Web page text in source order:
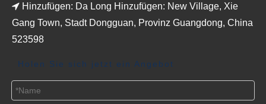
 Hinzufügen: Da Long Hinzufügen: New Village, Xie
Gang Town, Stadt Dongguan, Provinz Guangdong, China
523598
Holen Sie sich jetzt ein Angebot